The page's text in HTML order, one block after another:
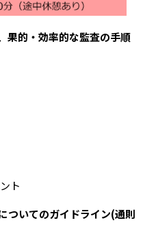
果的・効率的な監査の手順
ト
ついてのガイドライン(通則